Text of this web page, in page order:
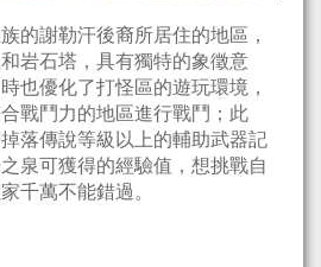
的謝勒汗後裔所居住的地區，
岩石塔，具有獨特的象徵意
也優化了打怪區的遊玩環境，
戰鬥力的地區進行戰鬥；此
落傳說等級以上的輔助武器記
泉可獲得的經驗值，想挑戰自
千萬不能錯過。